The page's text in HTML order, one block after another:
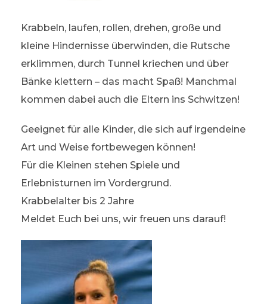
Krabbeln, laufen, rollen, drehen, große und
kleine Hindernisse überwinden, die Rutsche
erklimmen, durch Tunnel kriechen und über
Bänke klettern – das macht Spaß! Manchmal
kommen dabei auch die Eltern ins Schwitzen!
Geeignet für alle Kinder, die sich auf irgendeine
Art und Weise fortbewegen können!
Für die Kleinen stehen Spiele und
Erlebnisturnen im Vordergrund.
Krabbelalter bis 2 Jahre
Meldet Euch bei uns, wir freuen uns darauf!